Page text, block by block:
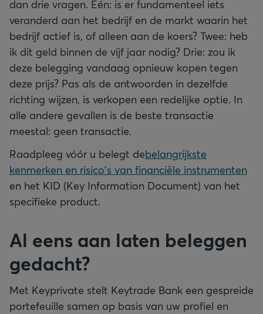
dan drie vragen. Eén: is er fundamenteel iets
veranderd aan het bedrijf en de markt waarin het
bedrijf actief is, of alleen aan de koers? Twee: heb
ik dit geld binnen de vijf jaar nodig? Drie: zou ik
deze belegging vandaag opnieuw kopen tegen
deze prijs? Pas als de antwoorden in dezelfde
richting wijzen, is verkopen een redelijke optie. In
alle andere gevallen is de beste transactie
meestal: geen transactie.
Raadpleeg vóór u belegt debelangrijkste
kenmerken en risico's van financiële instrumenten
en het KID (Key Information Document) van het
specifieke product.
Al eens aan laten beleggen
gedacht?
Met Keyprivate stelt Keytrade Bank een gespreide
portefeuille samen op basis van uw profiel en